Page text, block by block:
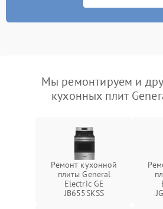
Мы ремонтируем и
кухонных плит
Ремонт кухонной
плиты General
Electric GE
JB655SKSS